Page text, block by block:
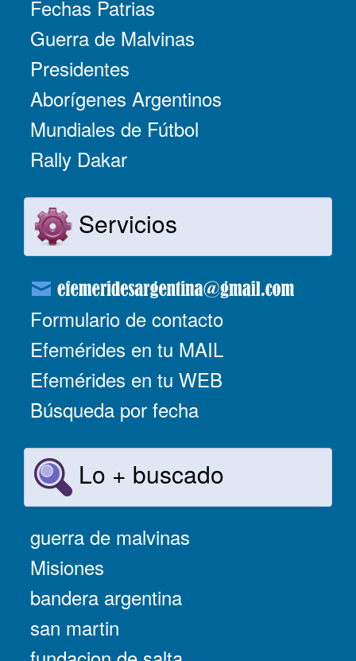
Fechas Patrias
Guerra de Malvinas
Presidentes
Aborígenes Argentinos
Mundiales de Fútbol
Rally Dakar
Servicios
Formulario de contacto
Efemérides en tu MAIL
Efemérides en tu WEB
Búsqueda por fecha
Lo + buscado
guerra de malvinas
Misiones
bandera argentina
san martin